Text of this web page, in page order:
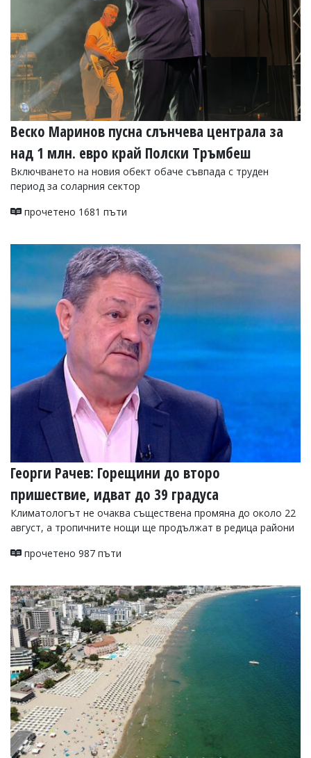
Веско Маринов пусна слънчева централа за
над 1 млн. евро край Полски Тръмбеш
Включването на новия обект обаче съвпада с труден
период за соларния сектор
прочетено 1681 пъти
Георги Рачев: Горещини до второ
пришествие, идват до 39 градуса
Климатологът не очаква съществена промяна до около 22
август, а тропичните нощи ще продължат в редица райони
прочетено 987 пъти